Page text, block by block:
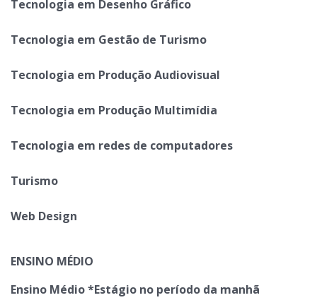
Tecnologia em Desenho Gráfico
Tecnologia em Gestão de Turismo
Tecnologia em Produção Audiovisual
Tecnologia em Produção Multimídia
Tecnologia em redes de computadores
Turismo
Web Design
ENSINO MÉDIO
Ensino Médio *Estágio no período da manhã